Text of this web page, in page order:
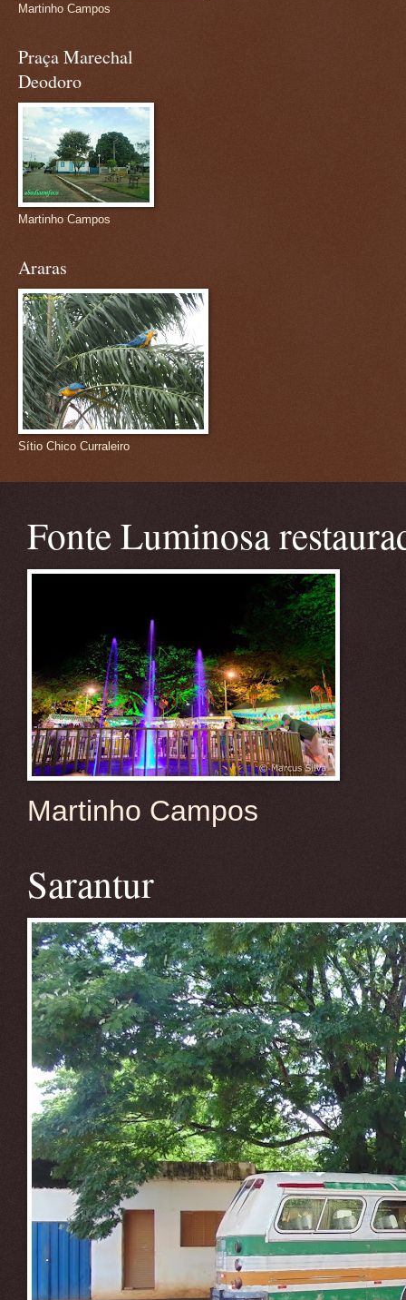
Martinho Campos
Praça Marechal
Deodoro
Martinho Campos
Araras
Sítio Chico Curraleiro
Fonte Luminosa
Martinho Campos
Sarantur